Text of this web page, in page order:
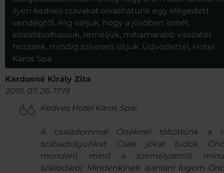
ilyen kedves szavakat olvashatunk egy elégedett
vendégtől. Alig várjuk, hogy a jövőben ismét
elszállásolhassuk, reméljük, mihamarabb visszatér
hozzánk, mindig szívesen látjuk. Üdvözlettel, Hotel
Karos Spa
Kardosné Király Zita
2019. 07. 26. 17:19
Kedves Hotel Karos Spa!
A családommal Önöknél töltöttünk a
szabadságunkat. Csak jókat tudok
mondani, mind a személyzetről,
szállodáról. Mindenkinek ajánlani fogom